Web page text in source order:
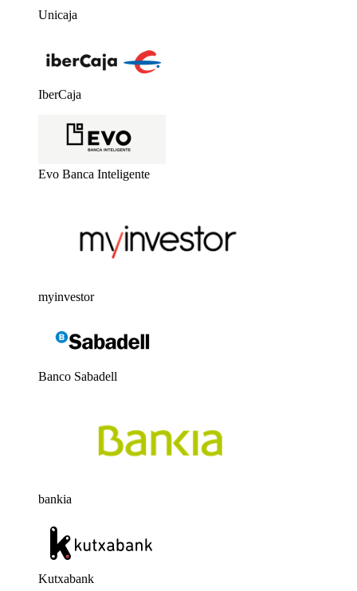
Unicaja
IberCaja
Evo Banca Inteligente
myinvestor
Banco Sabadell
bankia
Kutxabank